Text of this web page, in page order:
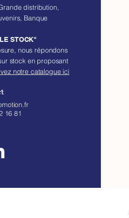
distribution,
Banque
STOCK"
nous répondons
stock en proposant
notre catalogue ici
16 81